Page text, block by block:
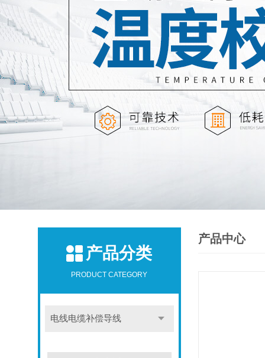
产品分类
PRODUCT CATEGORY
电线电缆补偿导线
产品中心